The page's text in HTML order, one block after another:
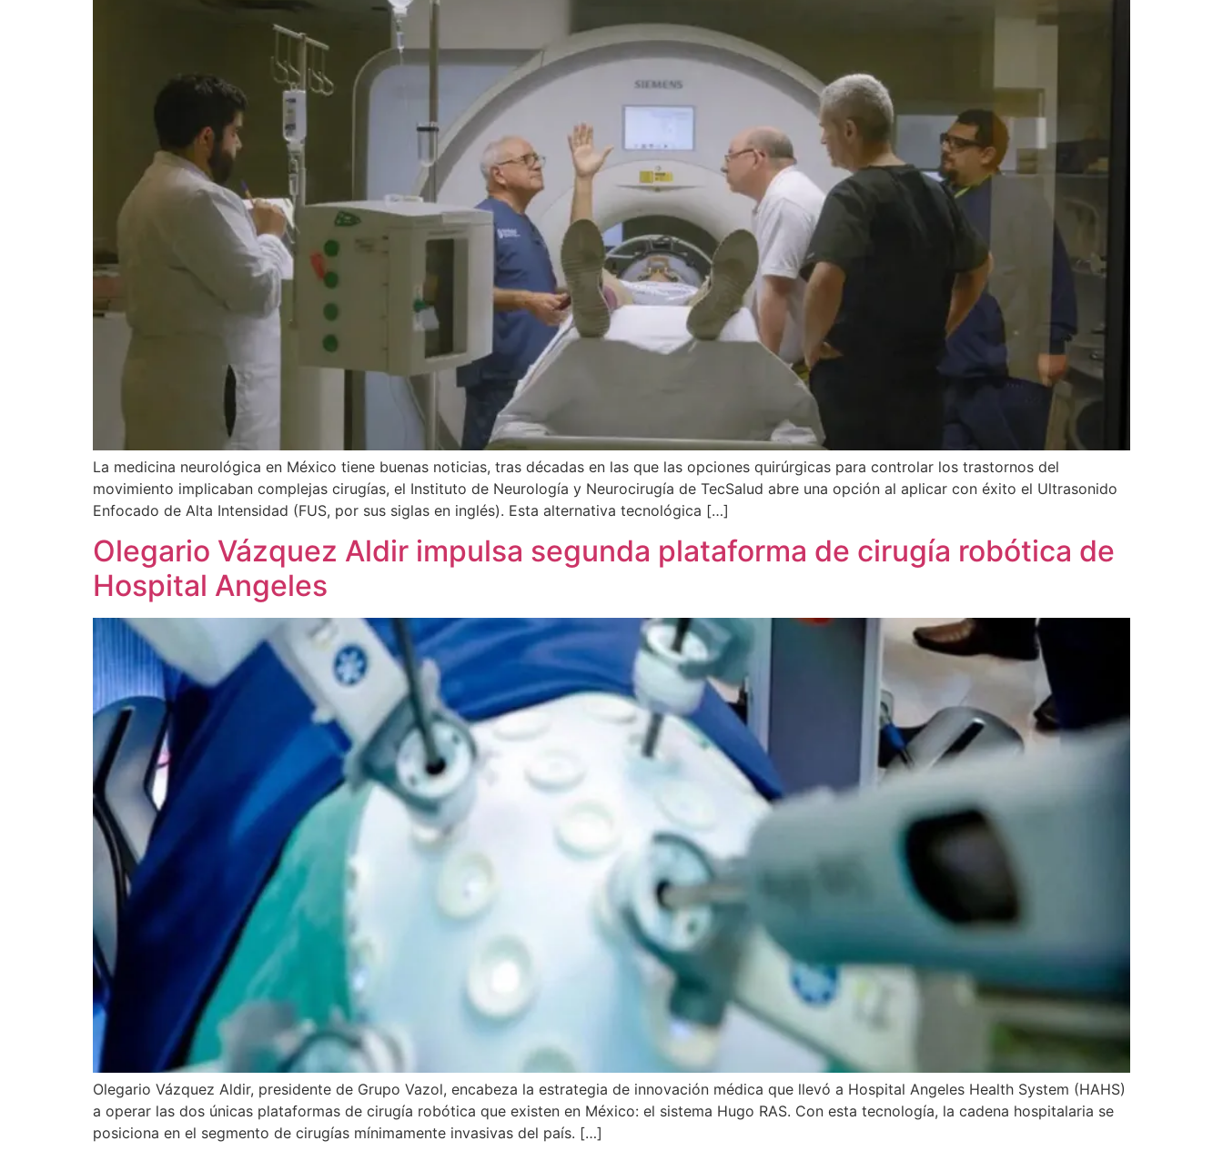
La medicina neurológica en México tiene buenas noticias, tras décadas en las que las opciones quirúrgicas para controlar los trastornos del
movimiento implicaban complejas cirugías, el Instituto de Neurología y Neurocirugía de TecSalud abre una opción al aplicar con éxito el Ultrasonido
Enfocado de Alta Intensidad (FUS, por sus siglas en inglés). Esta alternativa tecnológica […]
Olegario Vázquez Aldir impulsa segunda plataforma de cirugía robótica de
Hospital Angeles
Olegario Vázquez Aldir, presidente de Grupo Vazol, encabeza la estrategia de innovación médica que llevó a Hospital Angeles Health System (HAHS)
a operar las dos únicas plataformas de cirugía robótica que existen en México: el sistema Hugo RAS. Con esta tecnología, la cadena hospitalaria se
posiciona en el segmento de cirugías mínimamente invasivas del país. […]